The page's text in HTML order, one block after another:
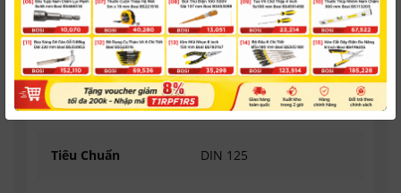
Hình Dạng Phẳng
Hệ Kích Thước Met
Vật Liệu Inox 316
Tiêu Chuẩn DIN 125